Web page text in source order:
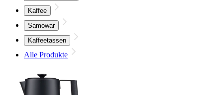
Kaffee
Samowar
Kaffeetassen
Alle Produkte